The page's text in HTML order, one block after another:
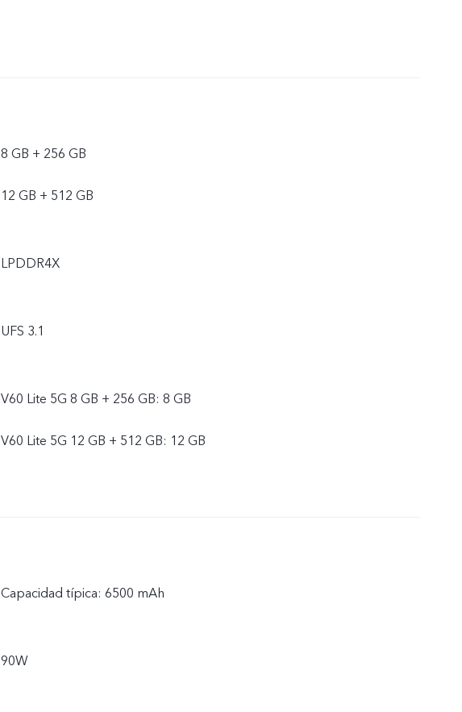
8 GB + 256 GB
12 GB + 512 GB
LPDDR4X
UFS 3.1
V60 Lite 5G 8 GB + 256 GB: 8 GB
V60 Lite 5G 12 GB + 512 GB: 12 GB
Capacidad típica: 6500 mAh
90W